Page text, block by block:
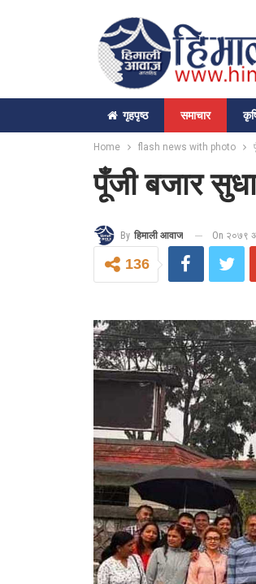
गृहपृष्‍ठ समाचार
Home flash news with photo
पूँजी बजार
By हिमाली आवाज On २०७९
136